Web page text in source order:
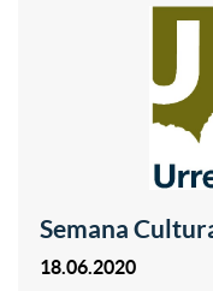
Semana
18.06.2020